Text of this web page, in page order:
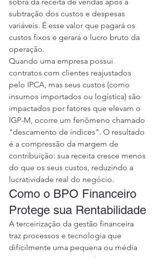
subtração dos custos e despesas
variáveis. É esse valor que pagará os
custos fixos e gerará o lucro bruto da
operação.
Quando uma empresa possui
contratos com clientes reajustados
pelo IPCA, mas seus custos (como
insumos importados ou logística) são
impactados por fatores que elevam o
IGP-M, ocorre um fenômeno chamado
"descamento de índices". O resultado
é a compressão da margem de
contribuição: sua receita cresce menos
do que os seus custos, reduzindo a
lucratividade real do negócio.
Como o BPO Financeiro
Protege sua Rentabilidade
A terceirização da gestão financeira
traz processos e tecnologia que
dificilmente uma pequena ou média